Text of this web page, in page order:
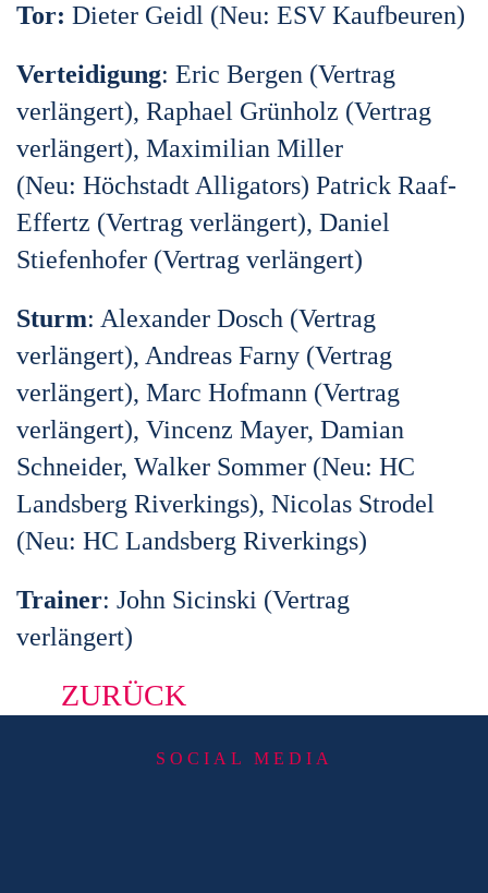
Tor: Dieter Geidl (Neu: ESV Kaufbeuren)
Verteidigung: Eric Bergen (Vertrag
verlängert), Raphael Grünholz (Vertrag
verlängert), Maximilian Miller
(Neu: Höchstadt Alligators) Patrick Raaf-
Effertz (Vertrag verlängert), Daniel
Stiefenhofer (Vertrag verlängert)
Sturm: Alexander Dosch (Vertrag
verlängert), Andreas Farny (Vertrag
verlängert), Marc Hofmann (Vertrag
verlängert), Vincenz Mayer, Damian
Schneider, Walker Sommer (Neu: HC
Landsberg Riverkings), Nicolas Strodel
(Neu: HC Landsberg Riverkings)
Trainer: John Sicinski (Vertrag
verlängert)
ZURÜCK
SOCIAL MEDIA